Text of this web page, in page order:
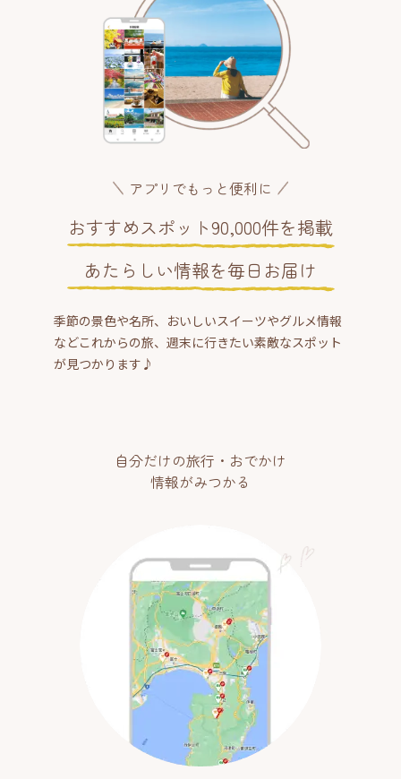
アプリでもっと便利に
おすすめスポット90,000件を掲載
あたらしい情報を毎日お届け
季節の景色や名所、おいしいスイーツやグルメ情報
などこれからの旅、週末に行きたい素敵なスポット
が見つかります♪
自分だけの旅行・おでかけ
情報がみつかる